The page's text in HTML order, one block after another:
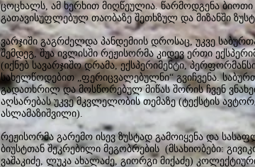
ცოცხალს, ამ ხერხით მიღწეულია. წარმოდგენა
გათავისუფლებულ თაობაზე შეთხზულ და მიზანში
ვარჯიში გაგრძელდა პანდემიის დროსაც, უკვე
შემდეგ, შუა ივლისში რეჟისორმა კიდევ ერთი
(იქნებ სავარჯიშო დრამა, ექსპერიმენტი,
სახელწოდებით „ფერიცვალებულნი“ გვიჩვენა.
გადათხრილ და მოსწორებულ მიწას შორის ჩვენ
აღსარებას უკვე მკვლელობის თემაზე (ტექსტის
ასლამაზიშვილი).
რეჟისორმა გარემო ისევ ზუსტად გამოიყენა და
ბიუსტთან შეკრებილი მეგობრების (მსახიობები:
ვაშაკიძე, ლუკა ახალაძე, გიორგი მიქაძე)